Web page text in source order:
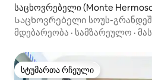
საცხოვრებელი (Monte
Საცხოვრებელი სოუს-
მდებარეობა · სამზარეულო ·
სტუმართა რჩეული
სტუმართა რჩეული